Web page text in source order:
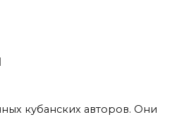
кубанских авторов. Они